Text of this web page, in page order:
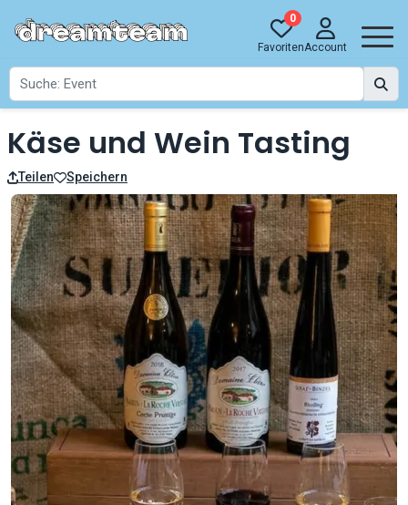
0
FavoritenAccount
Käse und Wein Tasting
Teilen Speichern